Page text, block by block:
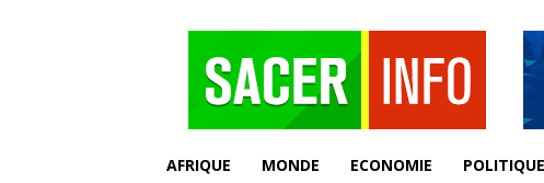
AFRIQUE MONDE ECONOMIE POLITIQUE